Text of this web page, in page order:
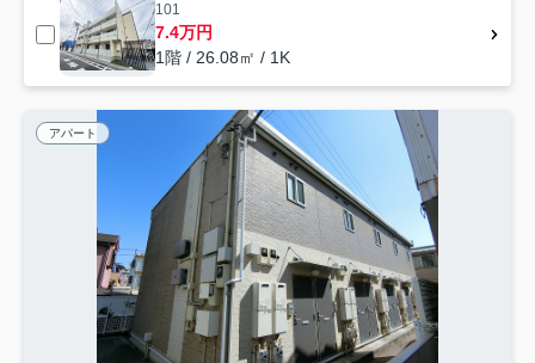
101
7.4万円
1階 / 26.08㎡ / 1K
アパート